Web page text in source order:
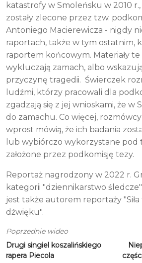
katastrofy w Smoleńsku w 2010
zostały zlecone przez tzw.
Antoniego Macierewicza - nigdy
raportach, także w tym ostatnim,
raportem końcowym. Materiały
wykluczają zamach, albo
przyczynę tragedii. Świerczek
ludźmi, którzy pracowali dla
zgadzają się z jej wnioskami, że w
do zamachu. Co więcej,
wprost mówią, że ich badania
lub wybiórczo wykorzystane pod
założone przez podkomisję tezy.
Reportaż nagrodzony w 2022 r.
kategorii "dziennikarstwo
jest także autorem reportaży "Siła
dźwięku".
Poprzednie wideo
Drugi singiel koszalińskiego
rapera Piecola